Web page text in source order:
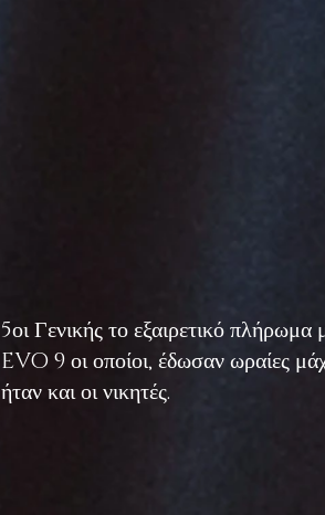
5οι Γενικής το εξαιρετικό
EVO 9 οι οποίοι, έδωσαν ωραίες
ήταν και οι νικητές.